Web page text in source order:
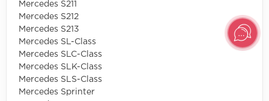
Mercedes S211
Mercedes S212
Mercedes S213
Mercedes SL-Class
Mercedes SLC-Class
Mercedes SLK-Class
Mercedes SLS-Class
Mercedes Sprinter